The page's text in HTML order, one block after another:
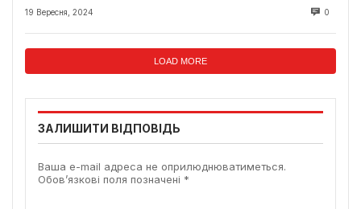
19 Вересня, 2024 0
LOAD MORE
ЗАЛИШИТИ ВІДПОВІДЬ
Ваша e-mail адреса не оприлюднюватиметься.
Обов’язкові поля позначені *